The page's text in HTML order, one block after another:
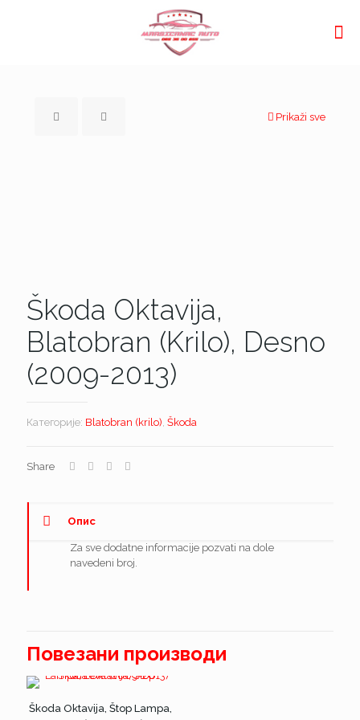
Prikaži sve
Škoda Oktavija,
Blatobran (Krilo), Desno
(2009-2013)
Категорије: Blatobran (krilo), Škoda
Share
Опис
Za sve dodatne informacije pozvati na dole
navedeni broj.
Повезани производи
Škoda Oktavija, Štop Lampa,